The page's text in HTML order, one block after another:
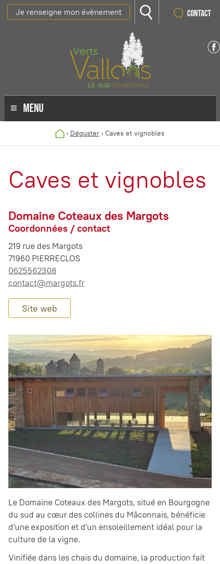
Je renseigne mon évènement Contact
MENU
› Déguster › Caves et vignobles
Caves et vignobles
Domaine Coteaux des Margots
Coordonnées / contact
219 rue des Margots
71960 PIERRECLOS
0625562308
contact@margots.fr
Site web
Le Domaine Coteaux des Margots, situé en Bourgogne
du sud au cœur des collines du Mâconnais, bénéficie
d'une exposition et d'un ensoleillement idéal pour la
culture de la vigne.
Vinifiée dans les chais du domaine, la production fait